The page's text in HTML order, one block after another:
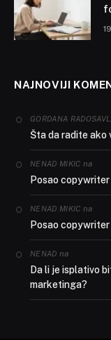
NAJNOVIJI
GORDANA
Šta da radite ako
NENAD MIKIC na
Posao
NENAD MIKIC na
Posao
NENAD na
Da li je isplativo
marketinga?